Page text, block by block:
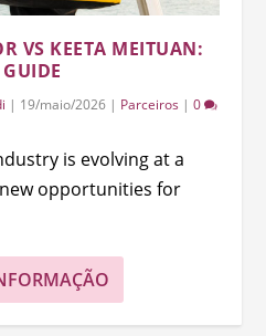
VS KEETA MEITUAN:
| 19/maio/2026 | Parceiros |0
is evolving at a
opportunities for